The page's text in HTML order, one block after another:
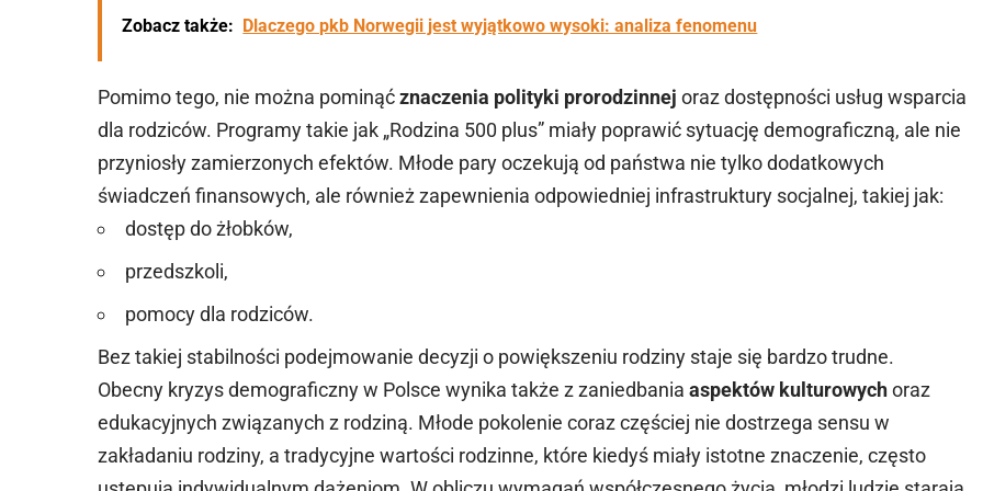
Zobacz także: Dlaczego pkb Norwegii jest wyjątkowo wysoki: analiza fenomenu
Pomimo tego, nie można pominąćznaczenia polityki prorodzinnej oraz dostępności usług wsparcia
dla rodziców. Programy takie jak „Rodzina 500 plus” miały poprawić sytuację demograficzną, ale nie
przyniosły zamierzonych efektów. Młode pary oczekują od państwa nie tylko dodatkowych
świadczeń finansowych, ale również zapewnienia odpowiedniej infrastruktury socjalnej, takiej jak:
dostęp do żłobków,
przedszkoli,
pomocy dla rodziców.
Bez takiej stabilności podejmowanie decyzji o powiększeniu rodziny staje się bardzo trudne.
Obecny kryzys demograficzny w Polsce wynika także z zaniedbaniaaspektów kulturowychoraz
edukacyjnych związanych z rodziną. Młode pokolenie coraz częściej nie dostrzega sensu w
zakładaniu rodziny, a tradycyjne wartości rodzinne, które kiedyś miały istotne znaczenie, często